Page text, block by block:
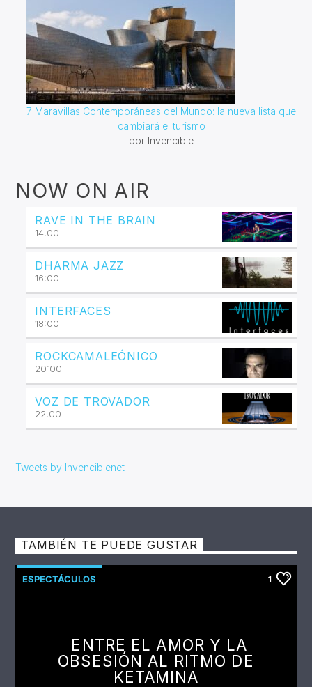
7 Maravillas Contemporáneas del Mundo: la nueva lista que
cambiará el turismo
por Invencible
NOW ON AIR
RAVE IN THE BRAIN
14:00
DHARMA JAZZ
16:00
INTERFACES
18:00
ROCKCAMALEÓNICO
20:00
VOZ DE TROVADOR
22:00
Tweets by Invenciblenet
TAMBIÉN TE PUEDE GUSTAR
ESPECTÁCULOS 1
ENTRE EL AMOR Y LA
OBSESIÓN AL RITMO DE
KETAMINA